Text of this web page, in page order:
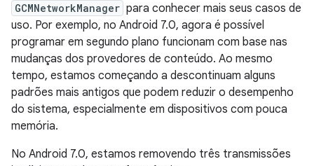
GCMNetworkManager para conhecer mais seus casos de
uso. Por exemplo, no Android 7.0, agora é possível
programar em segundo plano funcionam com base nas
mudanças dos provedores de conteúdo. Ao mesmo
tempo, estamos começando a descontinuam alguns
padrões mais antigos que podem reduzir o desempenho
do sistema, especialmente em dispositivos com pouca
memória.
No Android 7.0, estamos removendo três transmissões